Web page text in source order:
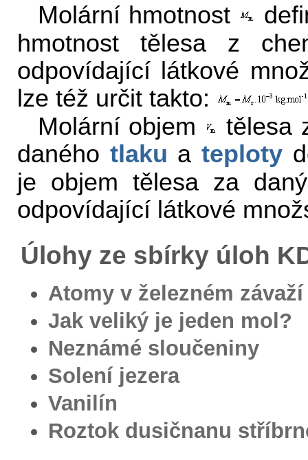
Molární hmotnost
hmotnost tělesa z
odpovídající látkové
lze též určit takto:
Molární objem
tělesa
daného tlaku a teploty
je objem tělesa za
odpovídající látkové
Úlohy ze sbírky úloh
Atomy v železném závaží
Jak veliký je jeden mol?
Neznámé sloučeniny
Solení jezera
Vanilín
Roztok dusičnanu